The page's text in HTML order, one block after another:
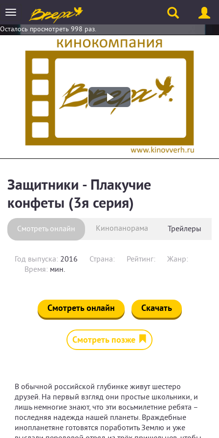
Toggle
navigation
Осталось просмотреть 998 раз.
Play
Защитники - Плакучие
конфеты (3я серия)
Смотреть онлайн Кинопанорама Трейлеры
Год выпуска: 2016 Страна: Рейтинг:
Жанр:
Время: мин.
Смотреть онлайн Скачать
Смотреть позже
В обычной российской глубинке живут шестеро
друзей. На первый взгляд они простые школьники, и
лишь немногие знают, что эти восьмилетние ребята –
последняя надежда нашей планеты. Враждебные
инопланетяне готовятся поработить Землю и уже